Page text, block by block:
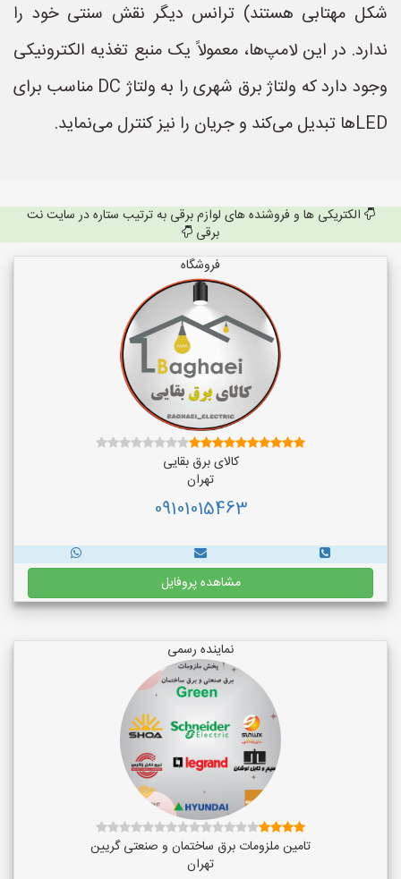
شکل مهتابی هستند) ترانس دیگر نقش سنتی خود را
ندارد. در این لامپ‌ها، معمولاً یک منبع تغذیه الکترونیکی
وجود دارد که ولتاژ برق شهری را به ولتاژ DC مناسب برای
LEDها تبدیل می‌کند و جریان را نیز کنترل می‌نماید.
الکتریکی ها و فروشنده های لوازم برقی به ترتیب ستاره در سایت نت
برقی
فروشگاه
کالای برق بقایی
تهران
09101015463
مشاهده پروفایل
نماینده رسمی
تامین ملزومات برق ساختمان و صنعتی گریین
تهران